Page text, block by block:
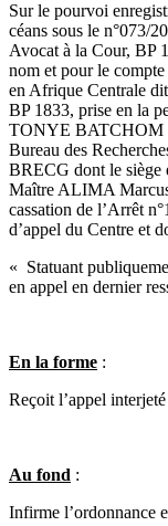
Sur le pourvoi
céans sous le n°073/
Avocat à la Cour, BP
nom et pour le compte
en Afrique Centrale
BP 1833, prise en la
TONYE BATCHOM
Bureau des
BRECG dont le siège
Maître ALIMA
cassation de l’Arrêt
d’appel du Centre et
« Statuant
en appel en dernier
En la forme :
Reçoit l’appel interjeté
Au fond :
Infirme l’ordonnance